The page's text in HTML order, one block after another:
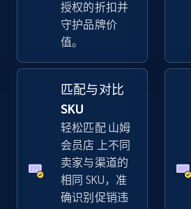
Seller id, URL, Seller name,
info, Stars, Feedbacks, Return
2.5K+ 378+
URL, Product id, Title, Seller
Seller reviews, Breadcrumbs,
more.
授权的折扣并
守护品牌价
值。
匹配与对比
SKU
轻松匹配 山姆
会员店 上不同
卖家与渠道的
相同 SKU，准
确识别促销违